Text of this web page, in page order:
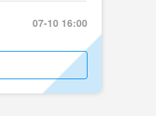
07-10 16:00